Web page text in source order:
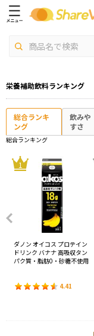
栄養補助飲料ランキング
総合ランキ
ング
飲みや
すさ
総合ランキング
1
ダノン オイコス プロテイン
ドリンク バナナ 高吸収タン
パク質・脂肪0・砂糖不使用
4.41